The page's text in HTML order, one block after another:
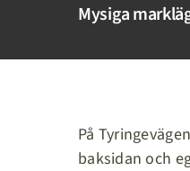
Mysiga
På
baksidan och